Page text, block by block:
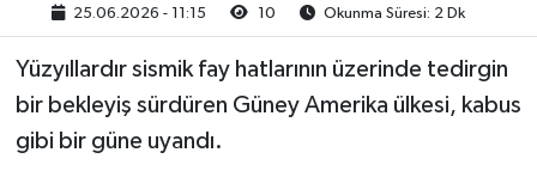
25.06.2026 - 11:15 10 Okunma Süresi: 2 Dk
Yüzyıllardır sismik fay hatlarının üzerinde tedirgin
bir bekleyiş sürdüren Güney Amerika ülkesi, kabus
gibi bir güne uyandı.